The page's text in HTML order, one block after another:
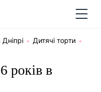
Дитячі торти
років в